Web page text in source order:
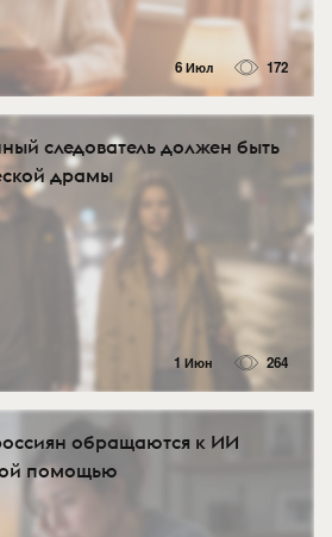
6 Июл 172
следователь должен быть
драмы
1 Июн 264
обращаются к ИИ
помощью